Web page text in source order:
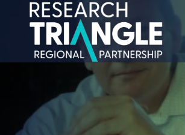
saltar al contenido